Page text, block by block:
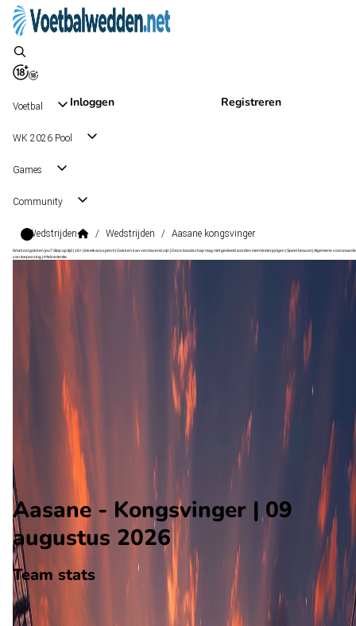
Inloggen Registreren
Voetbal
WK 2026 Pool
Games
Community
Wedstrijden / Wedstrijden / Aasane kongsvinger
Wat kost gokken jou? Stop op tijd | 18+ | loketkansspel.nl | Gokken kan verslavend zijn | Deze boodschap mag niet gedeeld worden met minderjarigen | Speel bewust | Algemene
van toepassing | #Advertentie
1. Divisjon
Kongsvinger
Alle wedstrijden
Aasane - Kongsvinger
Voorbeschouwing
Aasane - Kongsvinger | 09
augustus 2026
Team stats
Aasane
Aasane